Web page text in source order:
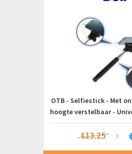
OTB - Selfiestick - Met
hoogte verstelbaar -
voor smartphone
€13.25